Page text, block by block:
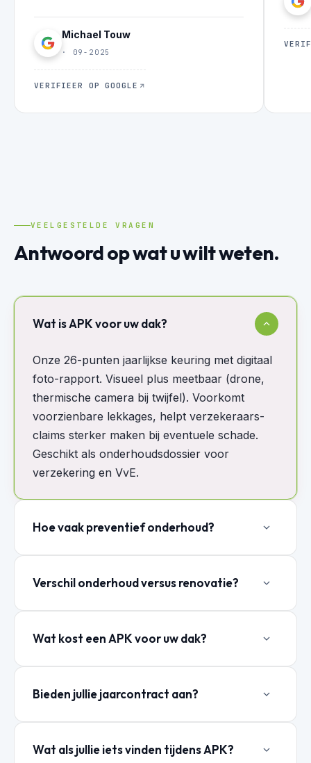
Duidelijke offerte geleverd met goede
onderbouwing! Woensdag stonden ze
weer voor de deur om de hele goot
opnieuw te coaten. Goed advies
gekregen over eventuele toekomstige
Michael Touw
· 09-2025
VERIFIEER OP GOOGLE
VEELGESTELDE VRAGEN
Antwoord op wat u wilt weten.
Wat is APK voor uw dak?
Onze 26-punten jaarlijkse keuring met digitaal
foto-rapport. Visueel plus meetbaar (drone,
thermische camera bij twijfel). Voorkomt
voorzienbare lekkages, helpt verzekeraars-
claims sterker maken bij eventuele schade.
Geschikt als onderhoudsdossier voor
verzekering en VvE.
Hoe vaak preventief onderhoud?
Verschil onderhoud versus renovatie?
Wat kost een APK voor uw dak?
Bieden jullie jaarcontract aan?
Wat als jullie iets vinden tijdens APK?